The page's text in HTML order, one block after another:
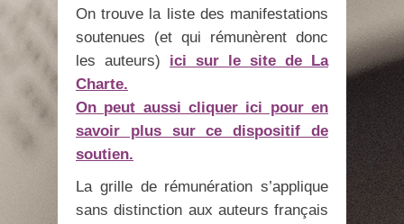
On trouve la liste des manifestations
soutenues (et qui rémunèrent donc
les auteurs) ici sur le site de La
Charte.
On peut aussi cliquer ici pour en
savoir plus sur ce dispositif de
soutien.
La grille de rémunération s’applique
sans distinction aux auteurs français